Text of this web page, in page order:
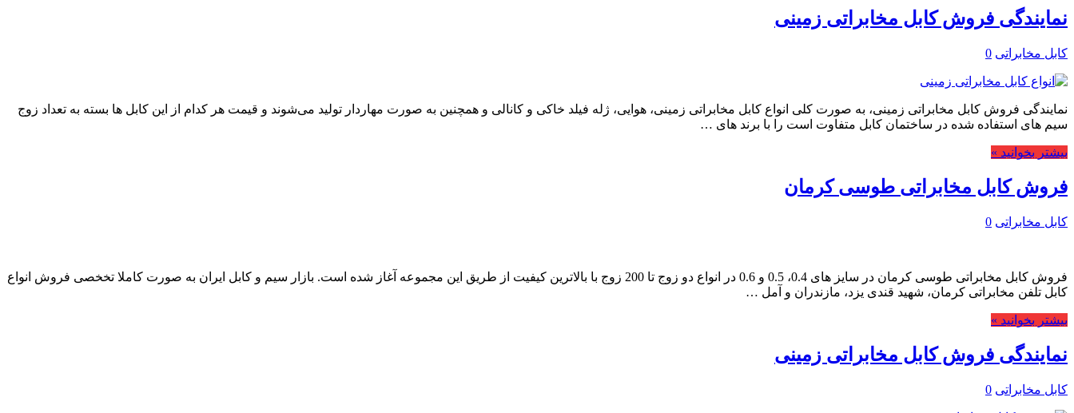
نمایندگی فروش کابل مخابراتی زمینی
کابل مخابراتی 0
نمایندگی فروش کابل مخابراتی زمینی، به صورت کلی انواع کابل مخابراتی زمینی، هوایی، ژله فیلد خاکی و کانالی و همچنین به صورت مهاردار تولید می‌شوند و قیمت هر کدام از این کابل ها بسته به تعداد زوج
سیم های استفاده شده در ساختمان کابل متفاوت است را با برند های …
بیشتر بخوانید »
فروش کابل مخابراتی طوسی کرمان
کابل مخابراتی 0
فروش کابل مخابراتی طوسی کرمان در سایز های 0.4، 0.5 و 0.6 در انواع دو زوج تا 200 زوج با بالاترین کیفیت از طریق این مجموعه آغاز شده است. بازار سیم و کابل ایران به صورت کاملا تخخصی فروش انواع
کابل تلفن مخابراتی کرمان، شهید قندی یزد، مازندران و آمل …
بیشتر بخوانید »
نمایندگی فروش کابل مخابراتی زمینی
کابل مخابراتی 0